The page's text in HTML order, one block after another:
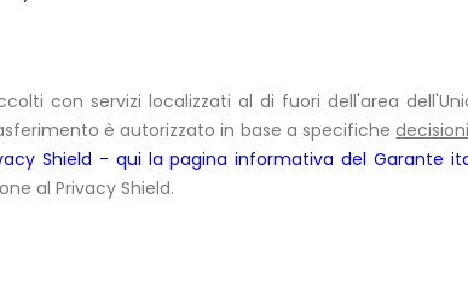
con servizi localizzati al di fuori dell'area
è autorizzato in base a specifiche
Shield - qui la pagina informativa del Garante
al Privacy Shield.